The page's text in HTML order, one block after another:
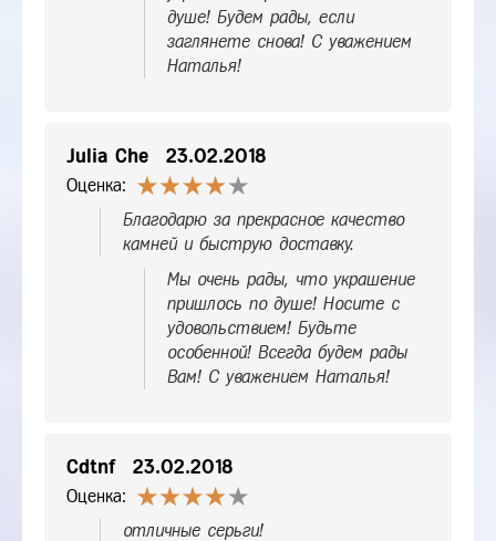
душе! Будем рады, если
заглянете снова! С уважением
Наталья!
Julia Che 23.02.2018
Оценка:
Благодарю за прекрасное качество
камней и быструю доставку.
Мы очень рады, что украшение
пришлось по душе! Носите с
удовольствием! Будьте
особенной! Всегда будем рады
Вам! С уважением Наталья!
Cdtnf 23.02.2018
Оценка:
отличные серьги!